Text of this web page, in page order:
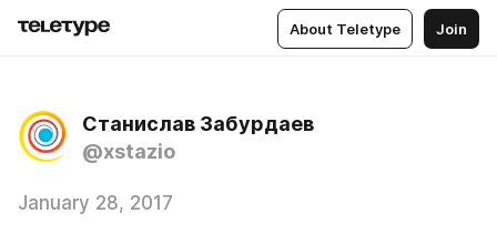
About Teletype Join
Станислав Забурдаев
@xstazio
January 28, 2017